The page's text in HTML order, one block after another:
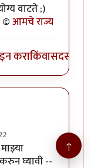
वाटते ;)
आमचे राज्य
कराकिंवासदस्य व्हा
परिकथेतील राजकुमार
घ्यावी --
↑